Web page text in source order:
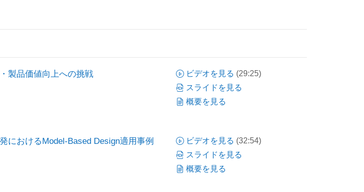
製品価値向上への挑戦 ビデオを見る (29:25)
スライドを見る
概要を見る
適用事例
におけるModel-Based Design適用事例 ビデオを見る (32:54)
スライドを見る
概要を見る